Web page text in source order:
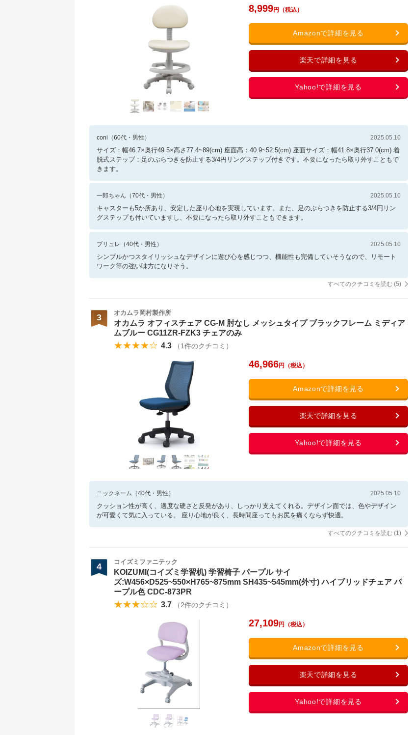
8,999
coni （60代・ 男性 ） 2025.05.10
サイズ：幅46.7×奥行49.5×高さ77.4~89(cm) 座面高：40.9~52.5(cm) 座面サイズ：幅41.8×奥行37.0(cm) 着
脱式ステップ：足のぶらつきを防止する3/4円リングステップ付きです。不要になったら取り外すこともで
きます。
一郎ちゃん （70代・ 男性 ） 2025.05.10
キャスターも5か所あり、安定した座り心地を実現しています。また、足のぶらつきを防止する3/4円リン
グステップも付いていますし、不要になったら取り外すこともできます。
ブリュレ （40代・ 男性 ） 2025.05.10
シンプルかつスタイリッシュなデザインに遊び心を感じつつ、機能性も完備していそうなので、リモート
ワーク等の強い味方になりそう。
すべてのクチコミを読む (5)
3 オカムラ岡村製作所
オカムラ オフィスチェア CG-M 肘なし メッシュタイプ ブラックフレーム ミディア
ムブルー CG11ZR-FZK3 チェアのみ
★★★★☆ 4.3 （1件のクチコミ）
46,966
ニックネーム （40代・ 男性 ） 2025.05.10
クッション性が高く、適度な硬さと反発があり、しっかり支えてくれる。デザイン面では、色やデザイン
が可愛くて気に入っている。 座り心地が良く、長時間座ってもお尻を痛くならず快適。
すべてのクチコミを読む (1)
4 コイズミファニテック
KOIZUMI(コイズミ学習机) 学習椅子 パープル サイ
ズ:W456×D525~550×H765~875mm SH435~545mm(外寸) ハイブリッドチェア パ
ープル色 CDC-873PR
★★★☆☆ 3.7 （2件のクチコミ）
27,109